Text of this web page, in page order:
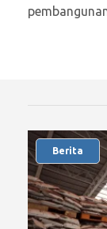
Berita